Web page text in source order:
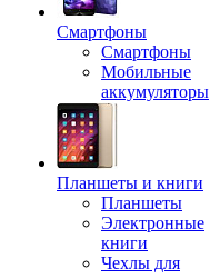
Смартфоны
Смартфоны
Мобильные
аккумуляторы
Планшеты и книги
Планшеты
Электронные
книги
Чехлы для